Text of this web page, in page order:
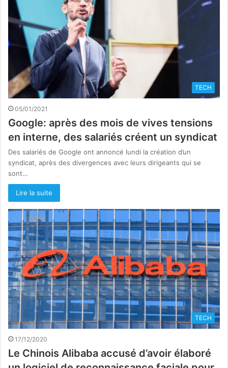
TECH
05/01/2021
Google: après des mois de vives tensions
en interne, des salariés créent un syndicat
Des salariés de Google ont annoncé lundi la création d’un
syndicat, après des divergences avec leurs dirigeants qui se
sont…
Lire la suite
TECH
17/12/2020
Le Chinois Alibaba accusé d’avoir élaboré